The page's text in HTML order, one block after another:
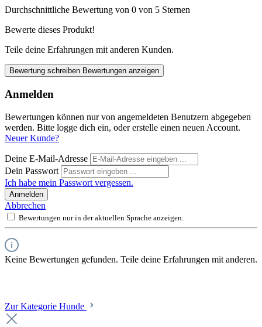
Durchschnittliche Bewertung von 0 von 5 Sternen
Bewerte dieses Produkt!
Teile deine Erfahrungen mit anderen Kunden.
Bewertung schreiben Bewertungen anzeigen
Anmelden
Bewertungen können nur von angemeldeten Benutzern abgegeben
werden. Bitte logge dich ein, oder erstelle einen neuen Account.
Neuer Kunde?
Deine E-Mail-Adresse
Dein Passwort
Ich habe mein Passwort vergessen.
Anmelden
Abbrechen
Bewertungen nur in der aktuellen Sprache anzeigen.
Keine Bewertungen gefunden. Teile deine Erfahrungen mit anderen.
Zur Kategorie Hunde